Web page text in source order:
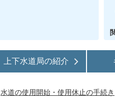
上下水道局の紹介
水道の使用開始・使用休止の手続き